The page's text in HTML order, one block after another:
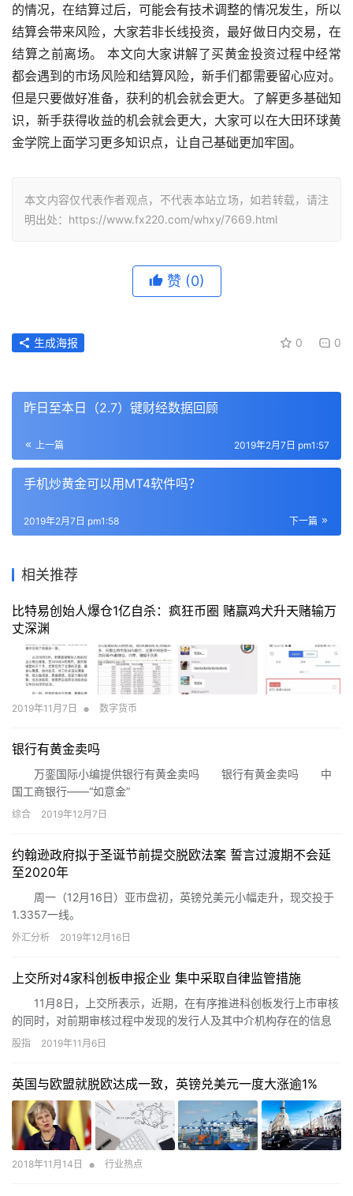
的情况，在结算过后，可能会有技术调整的情况发生，所以
结算会带来风险，大家若非长线投资，最好做日内交易，在
结算之前离场。 本文向大家讲解了买黄金投资过程中经常
都会遇到的市场风险和结算风险，新手们都需要留心应对。
但是只要做好准备，获利的机会就会更大。了解更多基础知
识，新手获得收益的机会就会更大，大家可以在大田环球黄
金学院上面学习更多知识点，让自己基础更加牢固。
本文内容仅代表作者观点，不代表本站立场，如若转载，请注
明出处：https://www.fx220.com/whxy/7669.html
赞 (0)
0 0
生成海报
昨日至本日（2.7）键财经数据回顾
上一篇 2019年2月7日 pm1:57
手机炒黄金可以用MT4软件吗？
下一篇
2019年2月7日 pm1:58
相关推荐
比特易创始人爆仓1亿自杀：疯狂币圈 赌赢鸡犬升天赌输万
丈深渊
2019年11月7日 • 数字货币
银行有黄金卖吗
万銮国际小编提供银行有黄金卖吗 银行有黄金卖吗 中
国工商银行——“如意金”
综合 2019年12月7日
约翰逊政府拟于圣诞节前提交脱欧法案 誓言过渡期不会延
至2020年
周一（12月16日）亚市盘初，英镑兑美元小幅走升，现交投于
1.3357一线。
外汇分析 2019年12月16日
上交所对4家科创板申报企业 集中采取自律监管措施
11月8日，上交所表示，近期，在有序推进科创板发行上市审核
的同时，对前期审核过程中发现的发行人及其中介机构存在的信息
披露不当行为，依据相关事实和规则，集中采取自律监管措施。本
股份有限公司（以下分别简称木瓜移动、新数网络、晶晨股份(行情
688099,诊股)、白山科技）等科创板申报项目。其中，木瓜移动、
新数网络前期已撤回发行上市申请，上交所已终止审核。
股指 2019年11月6日
英国与欧盟就脱欧达成一致，英镑兑美元一度大涨逾1%
2018年11月14日 • 行业热点